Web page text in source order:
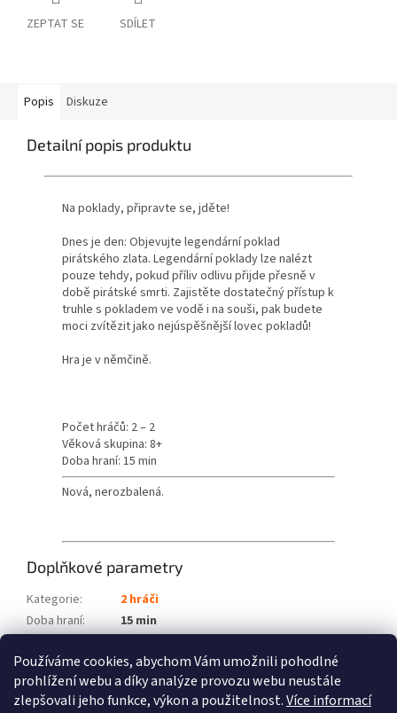
Používáme cookies, abychom Vám umožnili pohodlné
prohlížení webu a díky analýze provozu webu neustále
zlepšovali jeho funkce, výkon a použitelnost.Více informací
ZEPTAT SE SDÍLET
Popis Diskuze
Detailní popis produktu
Na poklady, připravte se, jděte!
Dnes je den: Objevujte legendární poklad
pirátského zlata. Legendární poklady lze nalézt
pouze tehdy, pokud příliv odlivu přijde přesně v
době pirátské smrti. Zajistěte dostatečný přístup k
truhle s pokladem ve vodě i na souši, pak budete
moci zvítězit jako nejúspěšnější lovec pokladů!
Hra je v němčině.
Počet hráčů: 2 – 2
Věková skupina: 8+
Doba hraní: 15 min
Nová, nerozbalená.
Doplňkové parametry
Kategorie:
2 hráči
Doba hraní:
15 min
Věková skupina: 8+